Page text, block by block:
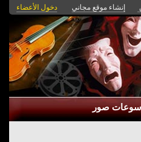
إنشاء موقع مجاني دخول الأعضاء
صور